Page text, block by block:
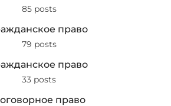
85 posts
право
79 posts
право
33 posts
право